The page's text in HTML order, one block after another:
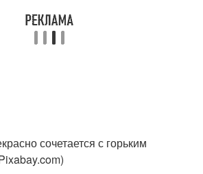
сочетается с горьким